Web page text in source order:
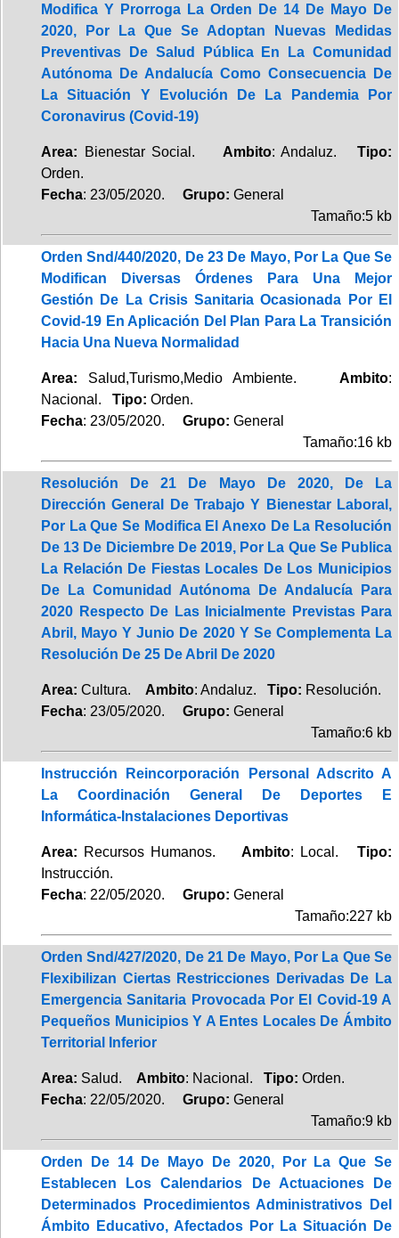
Modifica Y Prorroga La Orden De 14 De Mayo De
2020, Por La Que Se Adoptan Nuevas Medidas
Preventivas De Salud Pública En La Comunidad
Autónoma De Andalucía Como Consecuencia De
La Situación Y Evolución De La Pandemia Por
Coronavirus (Covid-19)
Area: Bienestar Social. Ambito: Andaluz.Tipo:
Orden.
Fecha: 23/05/2020. Grupo: General
Tamaño:5 kb
Orden Snd/440/2020, De 23 De Mayo, Por La Que Se
Modifican Diversas Órdenes Para Una Mejor
Gestión De La Crisis Sanitaria Ocasionada Por El
Covid-19 En Aplicación Del Plan Para La Transición
Hacia Una Nueva Normalidad
Area: Salud,Turismo,Medio Ambiente. Ambito:
Nacional. Tipo: Orden.
Fecha: 23/05/2020. Grupo: General
Tamaño:16 kb
Resolución De 21 De Mayo De 2020, De La
Dirección General De Trabajo Y Bienestar Laboral,
Por La Que Se Modifica El Anexo De La Resolución
De 13 De Diciembre De 2019, Por La Que Se Publica
La Relación De Fiestas Locales De Los Municipios
De La Comunidad Autónoma De Andalucía Para
2020 Respecto De Las Inicialmente Previstas Para
Abril, Mayo Y Junio De 2020 Y Se Complementa La
Resolución De 25 De Abril De 2020
Area: Cultura. Ambito: Andaluz. Tipo: Resolución.
Fecha: 23/05/2020. Grupo: General
Tamaño:6 kb
Instrucción Reincorporación Personal Adscrito A
La Coordinación General De Deportes E
Informática-Instalaciones Deportivas
Area: Recursos Humanos. Ambito: Local.Tipo:
Instrucción.
Fecha: 22/05/2020. Grupo: General
Tamaño:227 kb
Orden Snd/427/2020, De 21 De Mayo, Por La Que Se
Flexibilizan Ciertas Restricciones Derivadas De La
Emergencia Sanitaria Provocada Por El Covid-19 A
Pequeños Municipios Y A Entes Locales De Ámbito
Territorial Inferior
Area: Salud. Ambito: Nacional. Tipo: Orden.
Fecha: 22/05/2020. Grupo: General
Tamaño:9 kb
Orden De 14 De Mayo De 2020, Por La Que Se
Establecen Los Calendarios De Actuaciones De
Determinados Procedimientos Administrativos Del
Ámbito Educativo, Afectados Por La Situación De